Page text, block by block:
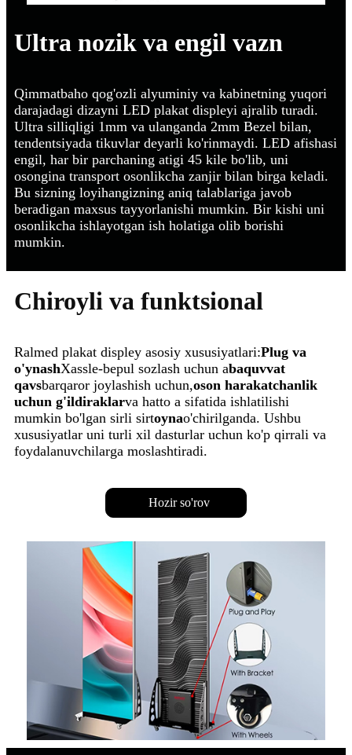
Ultra nozik va engil vazn
Qimmatbaho qog'ozli alyuminiy va kabinetning yuqori
darajadagi dizayni LED plakat displeyi ajralib turadi.
Ultra silliqligi 1mm va ulanganda 2mm Bezel bilan,
tendentsiyada tikuvlar deyarli ko'rinmaydi. LED afishasi
engil, har bir parchaning atigi 45 kile bo'lib, uni
osongina transport osonlikcha zanjir bilan birga keladi.
Bu sizning loyihangizning aniq talablariga javob
beradigan maxsus tayyorlanishi mumkin. Bir kishi uni
osonlikcha ishlayotgan ish holatiga olib borishi
mumkin.
Chiroyli va funktsional
Ralmed plakat displey asosiy xususiyatlari:Plug va
o'ynashXassle-bepul sozlash uchun abaquvvat
qavsbarqaror joylashish uchun,oson harakatchanlik
uchun g'ildiraklarva hatto a sifatida ishlatilishi
mumkin bo'lgan sirli sirtoynao'chirilganda. Ushbu
xususiyatlar uni turli xil dasturlar uchun ko'p qirrali va
foydalanuvchilarga moslashtiradi.
Hozir so'rov